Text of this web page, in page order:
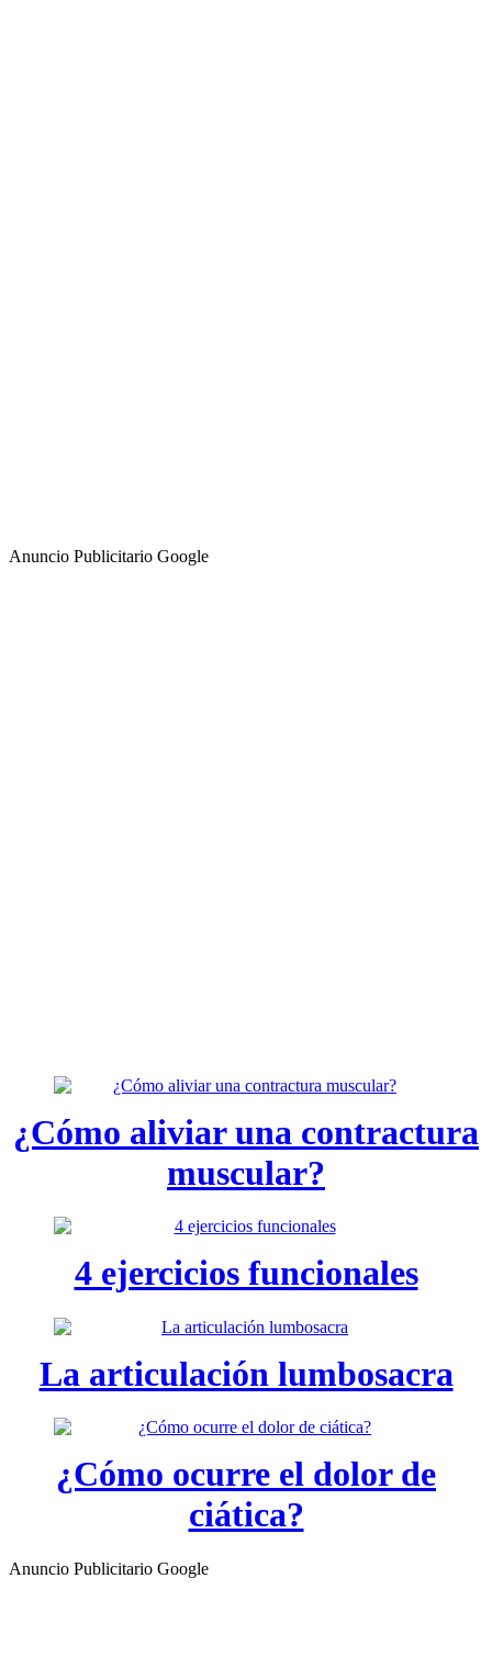
Anuncio Publicitario Google
¿Cómo aliviar una contractura
muscular?
4 ejercicios funcionales
La articulación lumbosacra
¿Cómo ocurre el dolor de
ciática?
Anuncio Publicitario Google